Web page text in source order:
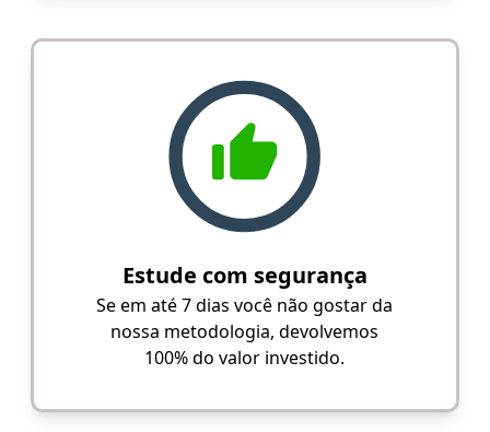
Estude com segurança
Se em até 7 dias você não gostar da
nossa metodologia, devolvemos
100% do valor investido.